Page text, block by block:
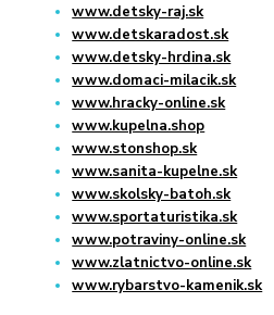
www.detsky-raj.sk
www.detskaradost.sk
www.detsky-hrdina.sk
www.domaci-milacik.sk
www.hracky-online.sk
www.kupelna.shop
www.stonshop.sk
www.sanita-kupelne.sk
www.skolsky-batoh.sk
www.sportaturistika.sk
www.potraviny-online.sk
www.zlatnictvo-online.sk
www.rybarstvo-kamenik.sk